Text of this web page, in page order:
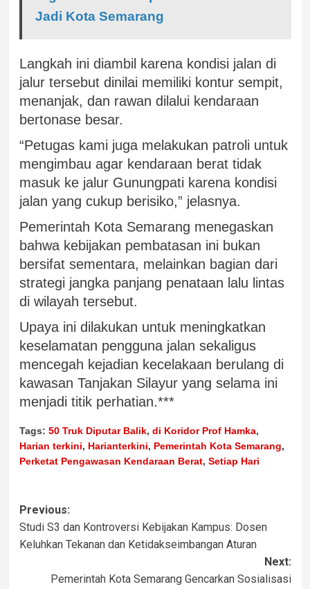
Jadi Kota Semarang
Langkah ini diambil karena kondisi jalan di
jalur tersebut dinilai memiliki kontur sempit,
menanjak, dan rawan dilalui kendaraan
bertonase besar.
“Petugas kami juga melakukan patroli untuk
mengimbau agar kendaraan berat tidak
masuk ke jalur Gunungpati karena kondisi
jalan yang cukup berisiko,” jelasnya.
Pemerintah Kota Semarang menegaskan
bahwa kebijakan pembatasan ini bukan
bersifat sementara, melainkan bagian dari
strategi jangka panjang penataan lalu lintas
di wilayah tersebut.
Upaya ini dilakukan untuk meningkatkan
keselamatan pengguna jalan sekaligus
mencegah kejadian kecelakaan berulang di
kawasan Tanjakan Silayur yang selama ini
menjadi titik perhatian.***
Tags: 50 Truk Diputar Balik, di Koridor Prof Hamka,
Harian terkini, Harianterkini, Pemerintah Kota Semarang,
Perketat Pengawasan Kendaraan Berat, Setiap Hari
Previous:
Studi S3 dan Kontroversi Kebijakan Kampus: Dosen
Keluhkan Tekanan dan Ketidakseimbangan Aturan
Next:
Pemerintah Kota Semarang Gencarkan Sosialisasi